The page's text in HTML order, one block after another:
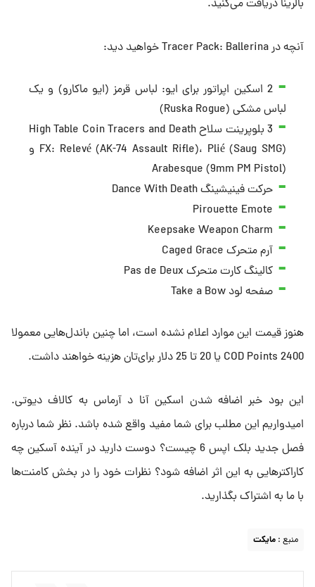
بالرینا دریافت می‌کنید.
آنچه در Tracer Pack: Ballerina خواهید دید:
2 اسکین اپراتور برای ایو: لباس قرمز (ایو ماکارو) و یک
لباس مشکی (Ruska Rogue)
3 بلوپرینت سلاح High Table Coin Tracers and Death
FX: Relevé (AK-74 Assault Rifle)، Plié (Saug SMG) و
Arabesque (9mm PM Pistol)
حرکت فینیشینگ Dance With Death
Pirouette Emote
Keepsake Weapon Charm
آرم متحرک Caged Grace
کالینگ کارت متحرک Pas de Deux
صفحه لود Take a Bow
هنوز قیمت این موارد اعلام نشده است، اما چنین باندل‌هایی معمولا
2400 COD Points یا 20 تا 25 دلار برای‌تان هزینه خواهند داشت.
این بود خبر اضافه شدن اسکین آنا د آرماس به کالاف دیوتی.
امیدواریم این مطلب برای شما مفید واقع شده باشد. نظر شما درباره
فصل جدید بلک اپس 6 چیست؟ دوست دارید در آینده آسکین چه
کاراکترهایی به این اثر اضافه شود؟ نظرات خود را در بخش کامنت‌ها
با ما به اشتراک بگذارید.
منبع : مایکت